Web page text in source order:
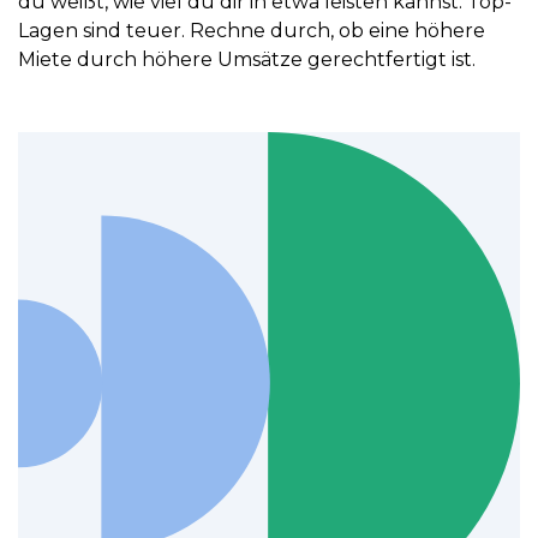
Lagen sind teuer. Rechne durch, ob eine höhere
Miete durch höhere Umsätze gerechtfertigt ist.